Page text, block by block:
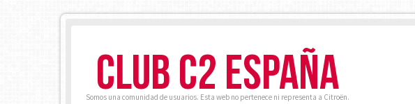
CLUB C2 ESPAÑA
Somos una comunidad de usuarios. Esta web no pertenece ni representa a Citroën.